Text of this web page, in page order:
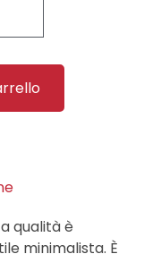
qualità è
minimalista. È